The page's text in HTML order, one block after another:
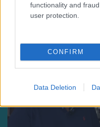
functionality and
user protection.
CONFIRM
Data Deletion